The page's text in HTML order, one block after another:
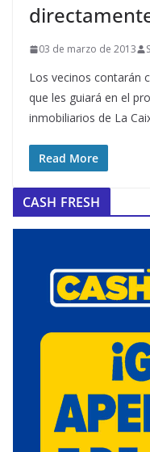
03 de marzo de 2013
Los vecinos contarán
que les guiará en el
inmobiliarios de La
Read More
CASH FRESH